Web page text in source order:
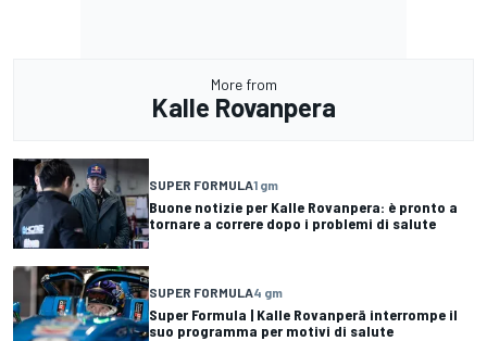
More from
Kalle Rovanpera
SUPER FORMULA1 gm
Buone notizie per Kalle Rovanpera: è pronto a
tornare a correre dopo i problemi di salute
SUPER FORMULA4 gm
Super Formula | Kalle Rovanperä interrompe il
suo programma per motivi di salute